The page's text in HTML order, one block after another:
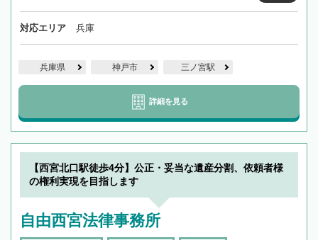
対応エリア 兵庫
兵庫県 神戸市 三ノ宮駅
詳細を見る
【西宮北口駅徒歩4分】公正・妥当な遺産分割、依頼者様
の権利実現を目指します
自由西宮法律事務所